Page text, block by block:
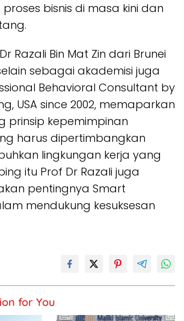
bisnis di masa kini dan
Razali Bin Mat Zin dari Brunei
sebagai akademisi juga
Behavioral Consultant by
USA since 2002, memaparkan
prinsip kepemimpinan
harus dipertimbangkan
lingkungan kerja yang
itu Prof Dr Razali juga
pentingnya Smart
mendukung kesuksesan
for You